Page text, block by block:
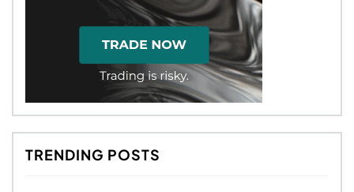
TRENDING POSTS